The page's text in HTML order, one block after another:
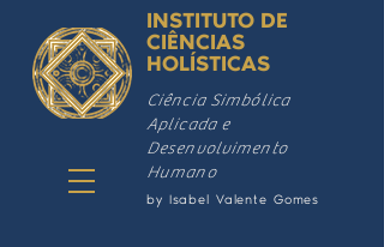
INSTITUTO DE
CIÊNCIAS
HOLÍSTICAS
by Isabel Valente Gomes
Ciência Simbólica
Aplicada e
Desenvolvimento
Humano